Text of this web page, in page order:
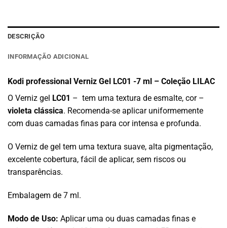
DESCRIÇÃO
INFORMAÇÃO ADICIONAL
Kodi professional Verniz Gel LC01 -7 ml – Coleção LILAC
O Verniz gel LC01 – tem uma textura de esmalte, cor –
violeta clássica. Recomenda-se aplicar uniformemente
com duas camadas finas para cor intensa e profunda.
O Verniz de gel tem uma textura suave, alta pigmentação,
excelente cobertura, fácil de aplicar, sem riscos ou
transparências.
Embalagem de 7 ml.
Modo de Uso: Aplicar uma ou duas camadas finas e